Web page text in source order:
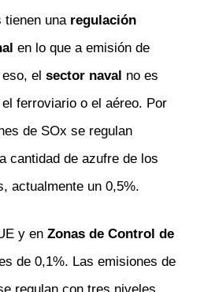
tienen una regulación
en lo que a emisión de
el sector naval no es
ferroviario o el aéreo. Por
de SOx se regulan
cantidad de azufre de los
actualmente un 0,5%.
y en Zonas de Control de
de 0,1%. Las emisiones de